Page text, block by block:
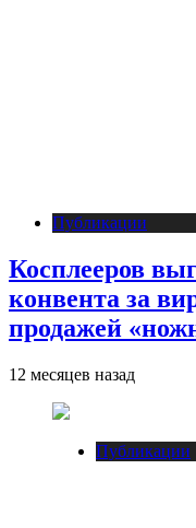
Публикации
Косплееров
конвента за
продажей
12 месяцев назад
Публикации